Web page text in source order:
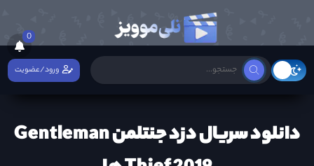
0
ورود/عضویت
دانلود سریال دزد جنتلمن Gentleman